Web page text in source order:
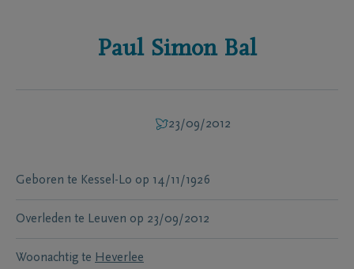
Paul Simon Bal
23/09/2012
Geboren te Kessel-Lo op 14/11/1926
Overleden te Leuven op 23/09/2012
Woonachtig te Heverlee